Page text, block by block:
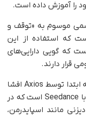
را آموزش داده است.
موسوم به «توقف و
که استفاده از این
که گویی دارایی‌های
قرار دارند.
، این نامه که ابتدا توسط Axios افشا
شد، شامل نمونه‌ ویدیوهای تولیدشده با Seedance است که در
مانند اسپایدرمن،